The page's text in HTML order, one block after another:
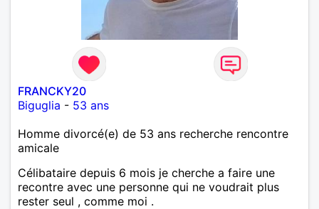
FRANCKY20
Biguglia - 53 ans
Homme divorcé(e) de 53 ans recherche rencontre
amicale
Célibataire depuis 6 mois je cherche a faire une
recontre avec une personne qui ne voudrait plus
rester seul , comme moi .